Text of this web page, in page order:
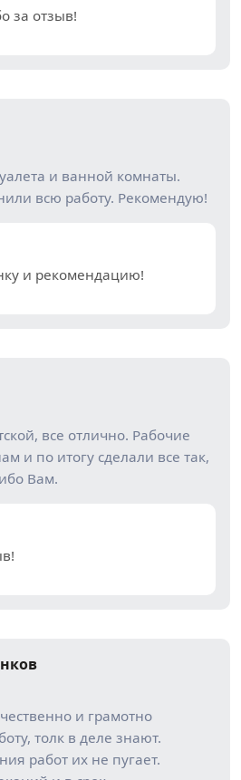
за отзыв!
и ванной комнаты.
всю работу. Рекомендую!
и рекомендацию!
все отлично. Рабочие
и по итогу сделали все так,
Вам.
и грамотно
толк в деле знают.
работ их не пугает.